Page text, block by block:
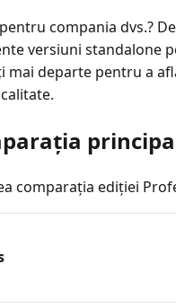
compania dvs.?
versiuni standalone
mai departe pentru a
ediției